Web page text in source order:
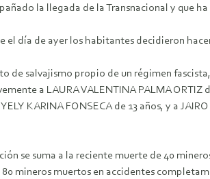
la llegada de la Transnacional y que
el día de ayer los habitantes decidieron
de salvajismo propio de un régimen
a LAURA VALENTINA PALMA ORTIZ
YELY KARINA FONSECA de 13 años, y a
se suma a la reciente muerte de 40
mineros muertos en accidentes